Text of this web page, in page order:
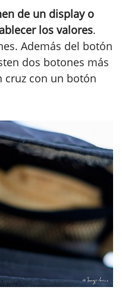
de un display o
los valores.
Además del botón
dos botones más
cruz con un botón